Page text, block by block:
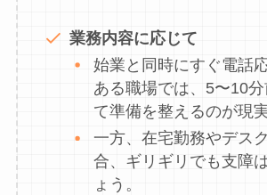
業務内容に応じて
始業と同時にすぐ電話
ある職場では、5〜10
て準備を整えるのが現
一方、在宅勤務やデス
合、ギリギリでも支障
ょう。